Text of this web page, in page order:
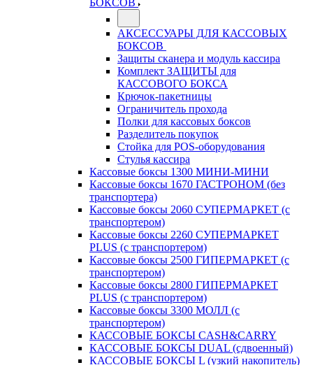
БОКСОВ
АКСЕССУАРЫ ДЛЯ КАССОВЫХ
БОКСОВ
Защиты сканера и модуль кассира
Комплект ЗАЩИТЫ для
КАССОВОГО БОКСА
Крючок-пакетницы
Ограничитель прохода
Полки для кассовых боксов
Разделитель покупок
Стойка для POS-оборудования
Стулья кассира
Кассовые боксы 1300 МИНИ-МИНИ
Кассовые боксы 1670 ГАСТРОНОМ (без
транспортера)
Кассовые боксы 2060 СУПЕРМАРКЕТ (с
транспортером)
Кассовые боксы 2260 СУПЕРМАРКЕТ
PLUS (с транспортером)
Кассовые боксы 2500 ГИПЕРМАРКЕТ (с
транспортером)
Кассовые боксы 2800 ГИПЕРМАРКЕТ
PLUS (с транспортером)
Кассовые боксы 3300 МОЛЛ (с
транспортером)
КАССОВЫЕ БОКСЫ CASH&CARRY
КАССОВЫЕ БОКСЫ DUAL (сдвоенный)
КАССОВЫЕ БОКСЫ L (узкий накопитель)